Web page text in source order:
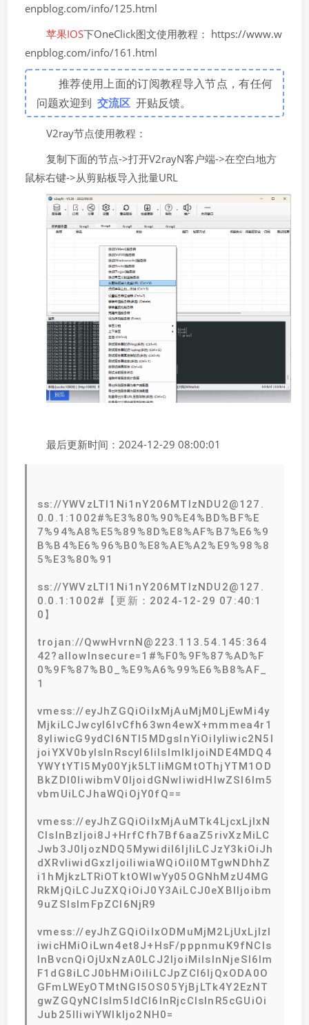
enpblog.com/info/125.html
苹果IOS下OneClick图文使用教程： https://www.w
enpblog.com/info/161.html
推荐使用上面的订阅教程导入节点，有任何
问题欢迎到 交流区 开贴反馈。
V2ray节点使用教程：
复制下面的节点->打开V2rayN客户端->在空白地方
鼠标右键->从剪贴板导入批量URL
最后更新时间：2024-12-29 08:00:01
ss://YWVzLTI1Ni1nY206MTIzNDU2@127.
0.0.1:1002#%E3%80%90%E4%BD%BF%E
7%94%A8%E5%89%8D%E8%AF%B7%E6%9
B%B4%E6%96%B0%E8%AE%A2%E9%98%8
5%E3%80%91
ss://YWVzLTI1Ni1nY206MTIzNDU2@127.
0.0.1:1002#【更新：2024-12-29 07:40:1
0】
trojan://QwwHvrnN@223.113.54.145:364
42?allowInsecure=1#%F0%9F%87%AD%F
0%9F%87%B0_%E9%A6%99%E6%B8%AF_
1
vmess://eyJhZGQiOiIxMjAuMjM0LjEwMi4y
MjkiLCJwcyI6IvCfh63wn4ewX+mmmea4r1
8yIiwicG9ydCI6NTI5MDgsInYiOiIyIiwic2N5I
joiYXV0byIsInRscyI6IiIsImlkIjoiNDE4MDQ4
YWYtYTI5My00Yjk5LTliMGMtOThjYTM1OD
BkZDI0IiwibmV0IjoidGNwIiwidHlwZSI6Im5
vbmUiLCJhaWQiOjY0fQ==
vmess://eyJhZGQiOiIxMjAuMTk4LjcxLjIxN
CIsInBzIjoi8J+HrfCfh7Bf6aaZ5rivXzMiLC
Jwb3J0IjozNDQ5MywidiI6IjIiLCJzY3kiOiJh
dXRvIiwidGxzIjoiIiwiaWQiOiI0MTgwNDhhZ
i1hMjkzLTRiOTktOWIwYy05OGNhMzU4MG
RkMjQiLCJuZXQiOiJ0Y3AiLCJ0eXBlIjoibm
9uZSIsImFpZCI6NjR9
vmess://eyJhZGQiOiIxODMuMjM2LjUxLjIzI
iwicHMiOiLwn4et8J+HsF/pppnmuK9fNCIs
InBvcnQiOjUxNzA0LCJ2IjoiMiIsInNjeSI6Im
F1dG8iLCJ0bHMiOiIiLCJpZCI6IjQxODA0O
GFmLWEyOTMtNGI5OS05YjBjLTk4Y2EzNT
gwZGQyNCIsIm5ldCI6InRjcCIsInR5cGUiOi
Jub25lIiwiYWlkIjo2NH0=